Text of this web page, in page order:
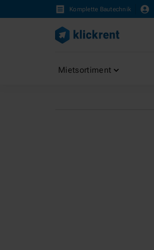
Komplette Bautechnik
Mietsortiment